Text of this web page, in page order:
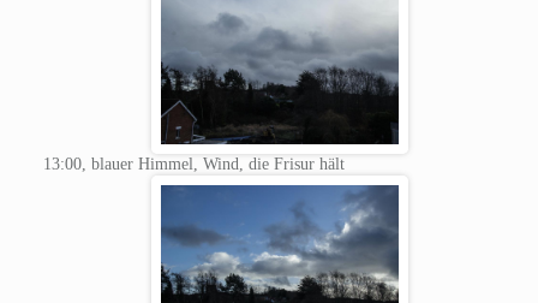
13:00, blauer Himmel, Wind, die Frisur hält